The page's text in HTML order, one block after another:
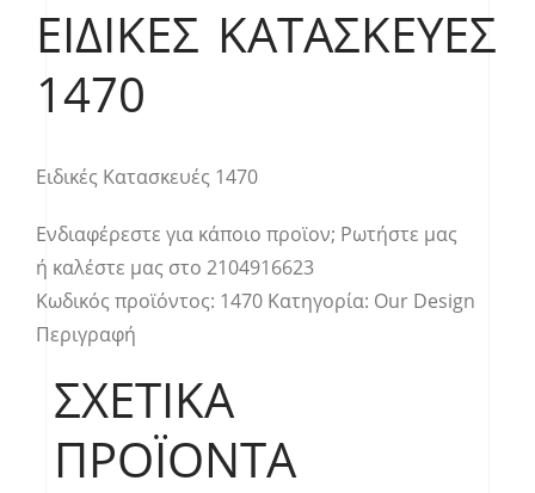
ΕΙΔΙΚΈΣ ΚΑΤΑΣΚΕΥΈΣ
1470
Ειδικές Κατασκευές 1470
Ενδιαφέρεστε για κάποιο προϊον; Ρωτήστε μας
ή καλέστε μας στο 2104916623
Κωδικός προϊόντος: 1470 Κατηγορία: Our Design
Περιγραφή
ΣΧΕΤΙΚΆ
ΠΡΟΪΌΝΤΑ